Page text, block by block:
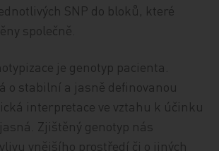
SNP do bloků, které
společně.
je genotyp pacienta.
o stabilní a jasně definovanou
interpretace ve vztahu k účinku
Zjištěný genotyp nás
vnějšího prostředí či o jiných